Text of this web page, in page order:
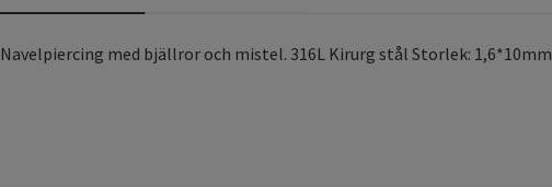
Navelpiercing med bjällror och mistel. 316L Kirurg stål Storlek: 1,6*10mm